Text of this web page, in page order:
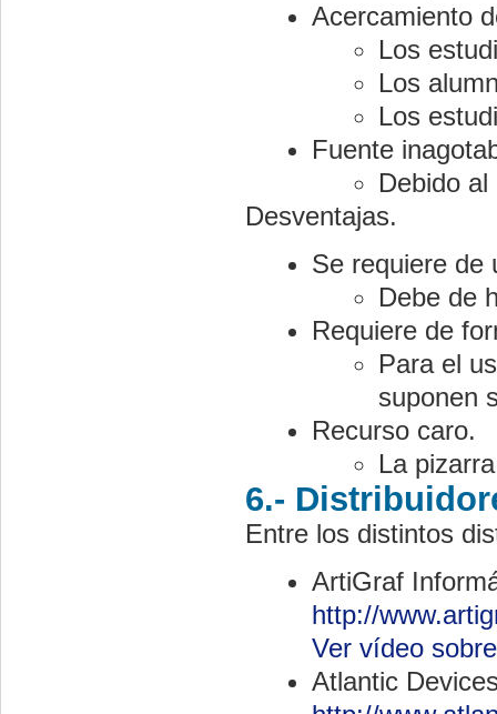
Acercamiento
Los
Los
Los
Fuente
Debido
Desventajas.
Se requiere de
Debe de
Requiere de
Para el
suponen
Recurso caro.
La
6.-
Entre los distintos
ArtiGraf
http://
Ver vídeo
Atlantic